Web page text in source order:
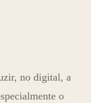
no digital, a
o